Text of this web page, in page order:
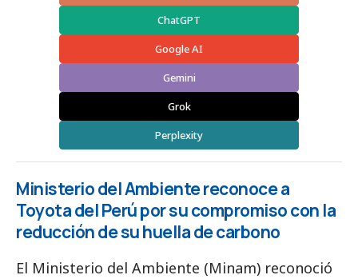
ChatGPT
Google AI
Gemini
Grok
Perplexity
Ministerio del Ambiente reconoce a
Toyota del Perú por su compromiso con la
reducción de su huella de carbono
El Ministerio del Ambiente (Minam) reconoció